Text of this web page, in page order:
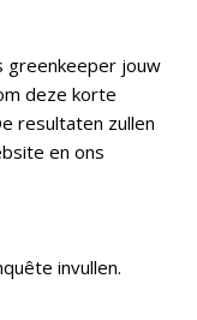
greenkeeper jouw
deze korte
resultaten zullen
en ons
invullen.